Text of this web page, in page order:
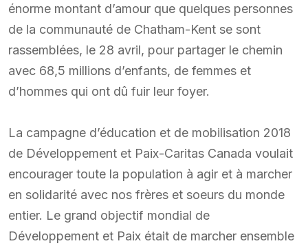
énorme montant d’amour que quelques personnes
de la communauté de Chatham-Kent se sont
rassemblées, le 28 avril, pour partager le chemin
avec 68,5 millions d’enfants, de femmes et
d’hommes qui ont dû fuir leur foyer.
La campagne d’éducation et de mobilisation 2018
de Développement et Paix-Caritas Canada voulait
encourager toute la population à agir et à marcher
en solidarité avec nos frères et soeurs du monde
entier. Le grand objectif mondial de
Développement et Paix était de marcher ensemble